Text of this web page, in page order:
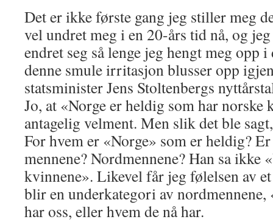
Det er ikke første gang jeg stiller meg
vel undret meg i en 20-års tid nå, og
endret seg så lenge jeg hengt meg opp
denne smule irritasjon blusser opp
statsminister Jens Stoltenbergs
Jo, at «Norge er heldig som har norske
antagelig velment. Men slik det ble
For hvem er «Norge» som er heldig?
mennene? Nordmennene? Han sa ikke
kvinnene». Likevel får jeg følelsen av
blir en underkategori av nordmennene,
har oss, eller hvem de nå har.